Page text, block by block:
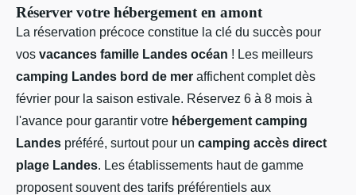
Réserver votre hébergement en amont
La réservation précoce constitue la clé du succès pour
vos vacances famille Landes océan ! Les meilleurs
camping Landes bord de mer affichent complet dès
février pour la saison estivale. Réservez 6 à 8 mois à
l'avance pour garantir votre hébergement camping
Landes préféré, surtout pour un camping accès direct
plage Landes. Les établissements haut de gamme
proposent souvent des tarifs préférentiels aux